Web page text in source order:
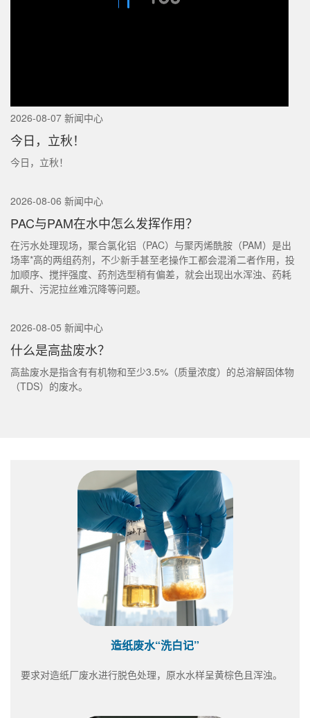
2026-08-07 新闻中心
今日，立秋！
今日，立秋！
2026-08-06 新闻中心
PAC与PAM在水中怎么发挥作用？
在污水处理现场，聚合氯化铝（PAC）与聚丙烯酰胺（PAM）是出
场率*高的两组药剂，不少新手甚至老操作工都会混淆二者作用，投
加顺序、搅拌强度、药剂选型稍有偏差，就会出现出水浑浊、药耗
飙升、污泥拉丝难沉降等问题。
2026-08-05 新闻中心
什么是高盐废水？
高盐废水是指含有有机物和至少3.5%（质量浓度）的总溶解固体物
（TDS）的废水。
造纸废水“洗白记”
要求对造纸厂废水进行脱色处理，原水水样呈黄棕色且浑浊。